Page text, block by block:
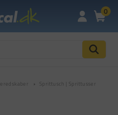
0
Sprittusch | Sprittusser